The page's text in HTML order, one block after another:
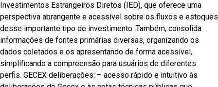
Investimentos Estrangeiros Diretos (IED), que oferece uma
perspectiva abrangente e acessível sobre os fluxos e estoques
desse importante tipo de investimento. Também, consolida
informações de fontes primárias diversas, organizando os
dados coletados e os apresentando de forma acessível,
simplificando a compreensão para usuários de diferentes
perfis. GECEX deliberações: – acesso rápido e intuitivo às